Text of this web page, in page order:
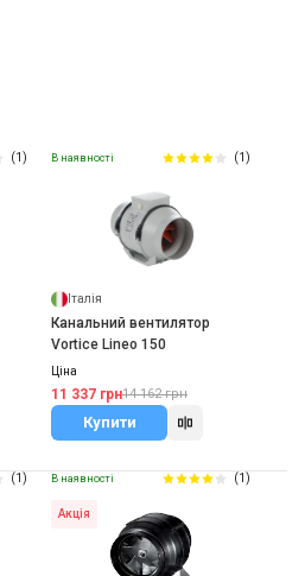
(1) В наявності (1)
Італія
Канальний вентилятор
Vortice Lineo 150
Ціна
11 337 грн14 162 грн
Купити
(1) В наявності (1)
Акція